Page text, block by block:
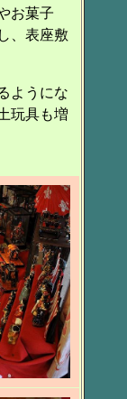
お菓子
、表座敷
ようにな
玩具も増